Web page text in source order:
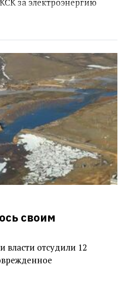
за электроэнергию
своим
власти отсудили 12